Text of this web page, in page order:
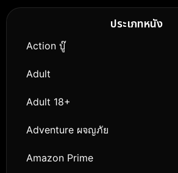
ประเภทหนัง
Action บู๊
Adult
Adult 18+
Adventure ผจญภัย
Amazon Prime